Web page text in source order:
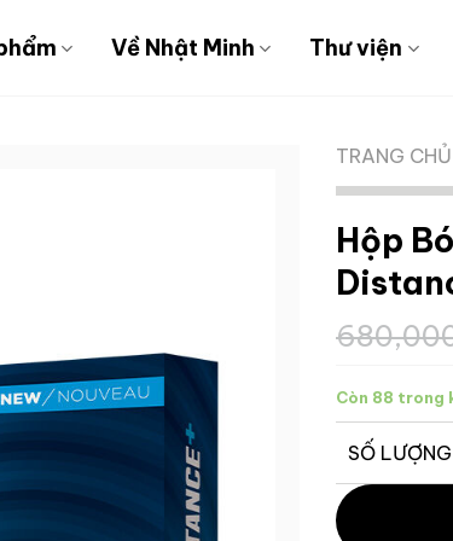
Về Nhật Minh Thư viện
TRANG CHỦ
Hộp
Còn 88 trong
SỐ LƯỢNG
Hộp Bóng